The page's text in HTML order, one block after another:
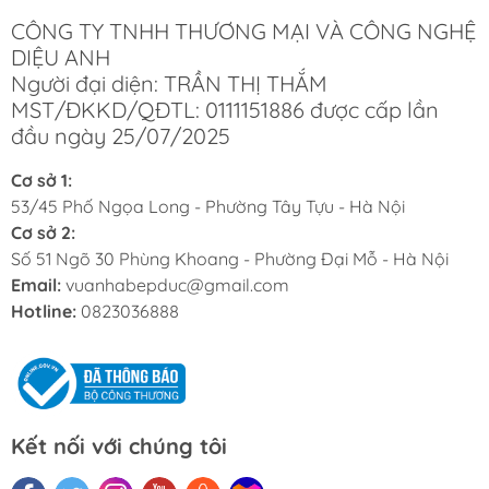
CÔNG TY TNHH THƯƠNG MẠI VÀ CÔNG NGHỆ
DIỆU ANH
Người đại diện: TRẦN THỊ THẮM
MST/ĐKKD/QĐTL: 0111151886 được cấp lần
đầu ngày 25/07/2025
Cơ sở 1:
53/45 Phố Ngọa Long - Phường Tây Tựu - Hà Nội
Cơ sở 2:
Số 51 Ngõ 30 Phùng Khoang - Phường Đại Mỗ - Hà Nội
Email: vuanhabepduc@gmail.com
Hotline: 0823036888
Kết nối với chúng tôi